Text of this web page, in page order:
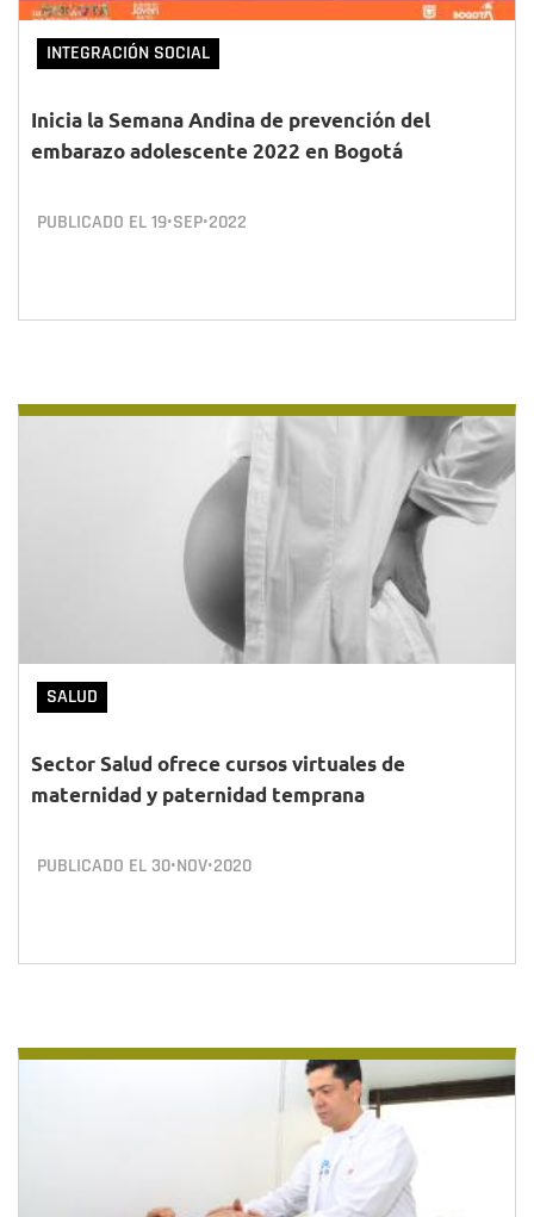
INTEGRACIÓN SOCIAL
Inicia la Semana Andina de prevención del
embarazo adolescente 2022 en Bogotá
PUBLICADO EL19•SEP•2022
SALUD
Sector Salud ofrece cursos virtuales de
maternidad y paternidad temprana
PUBLICADO EL 30•NOV•2020